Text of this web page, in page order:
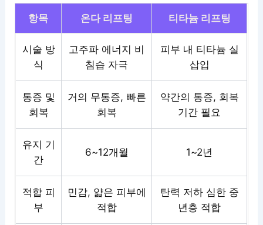
항목 온다 리프팅 티타늄 리프팅
시술 방
식
고주파 에너지 비
침습 자극
피부 내 티타늄 실
삽입
통증 및
회복
거의 무통증, 빠른
회복
약간의 통증, 회복
기간 필요
유지 기
간
6~12개월 1~2년
적합 피
부
민감, 얇은 피부에
적합
탄력 저하 심한 중
년층 적합